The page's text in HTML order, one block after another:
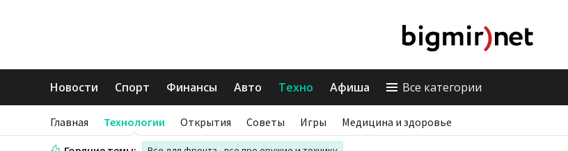
Новости Спорт Финансы Авто Техно Афиша Все категории
Главная Технологии Открытия Советы Игры Медицина и здоровье